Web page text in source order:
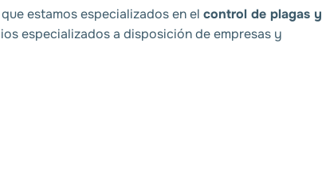
estamos especializados en el control de plagas y
especializados a disposición de empresas y